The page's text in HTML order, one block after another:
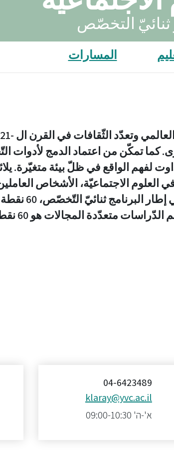
التخصّص
المسارات
تمكّن من اعتماد الدمج لأدوات
لفهم الواقع في ظلّ بيئة متغيّرة.
الاجتماعيّة، الأشخاص
دراسيًّا ذا طابع تطبيقيّ.
كلّ قسم. مجموع
04-6423489
klaray@yvc.ac.il
א'-ה' 09:00-10:30